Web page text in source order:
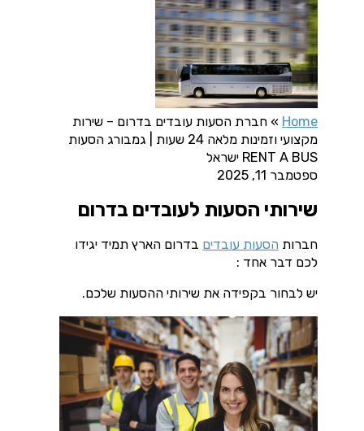
Home
» חברת הסעות עובדים בדרום – שירות
מקצועי וזמינות מלאה 24 שעות | גמבורג הסעות
RENT A BUS ישראל
ספטמבר 11, 2025
שירותי הסעות לעובדים בדרום
חברות הסעות עובדים בדרום הארץ תמיד יגידו
לכם דבר אחד :
יש לבחור בקפידה את שירותי ההסעות שלכם.